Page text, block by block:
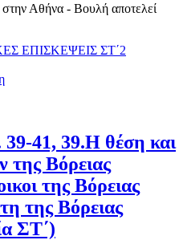
Αθήνα - Βουλή αποτελεί
ΕΠΙΣΚΕΨΕΙΣ ΣΤ΄2
41, 39.Η θέση και
της Βόρειας
της Βόρειας
της Βόρειας
ΣΤ΄)